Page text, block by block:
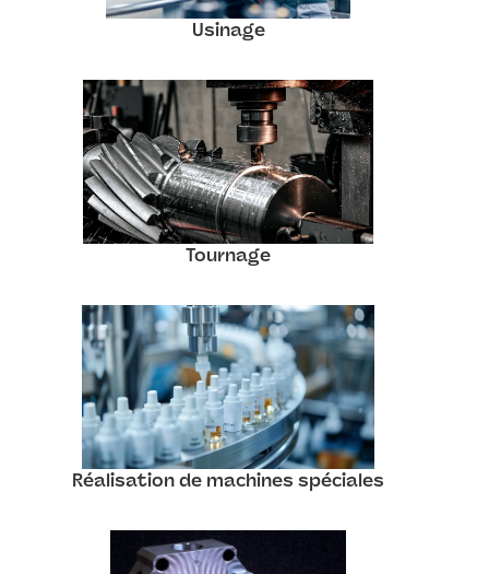
Usinage
Tournage
Réalisation de machines spéciales